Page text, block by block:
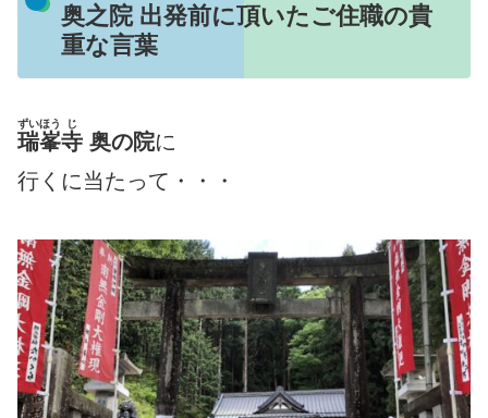
奥之院 出発前に頂いたご住職の貴
重な言葉
瑞峯
ずいほう
寺
じ
奥の院に
行くに当たって・・・